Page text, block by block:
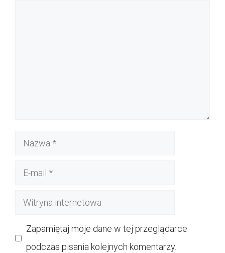
Nazwa
Witryna
Zapamiętaj moje dane w tej przeglądarce
podczas pisania kolejnych komentarzy.